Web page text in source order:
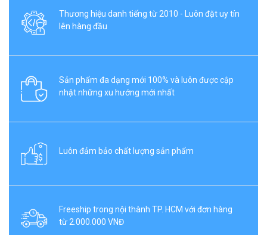
Thương hiệu danh tiếng từ 2010 - Luôn đặt uy tín
lên hàng đầu
Sản phẩm đa dạng mới 100% và luôn được cập
nhật những xu hướng mới nhất
Luôn đảm bảo chất lượng sản phẩm
Freeship trong nội thành TP. HCM với đơn hàng
từ 2.000.000 VNĐ